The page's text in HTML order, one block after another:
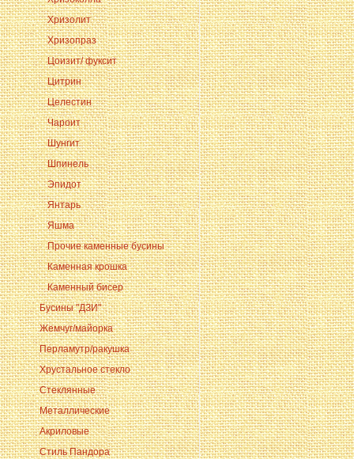
Хризолит
Хризопраз
Цоизит/ фуксит
Цитрин
Целестин
Чароит
Шунгит
Шпинель
Эпидот
Янтарь
Яшма
Прочие каменные бусины
Каменная крошка
Каменный бисер
Бусины "ДЗИ"
Жемчуг/майорка
Перламутр/ракушка
Хрустальное стекло
Стеклянные
Металлические
Акриловые
Стиль Пандора